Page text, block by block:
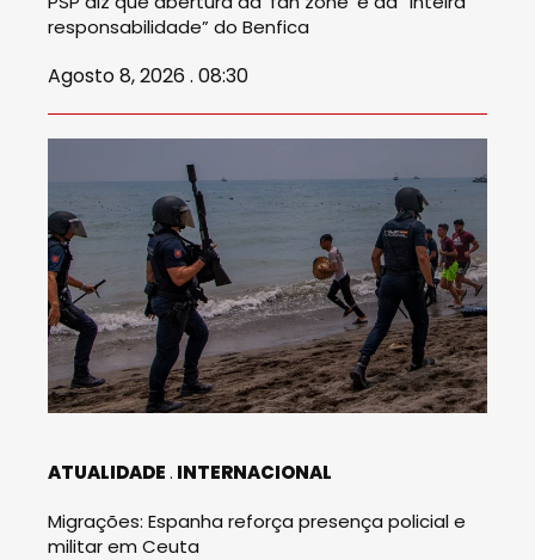
responsabilidade” do Benfica
Agosto 8, 2026 . 08:30
ATUALIDADE INTERNACIONAL
Migrações: Espanha reforça presença policial e
militar em Ceuta